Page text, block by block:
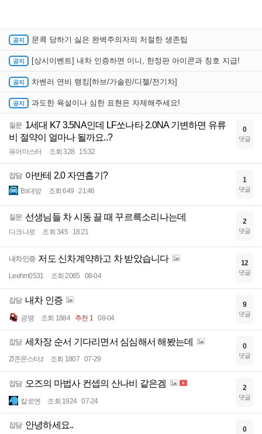
문콕 당하기 싫은 완벽주의자의 처절한 생존팁
[상시이벤트] 내차 인증하면 이니, 한정판 아이콘과 칭호 지급!
차벤러 연비 랭킹[하브/가솔린/디젤/전기차]
과도한 욕설이나 심한 표현은 자제해주세요!
질문 1세대 K7 3.5NA인데 LF쏘나타 2.0NA 기변하면 유류
비 절약이 얼마나 될까요..?
퓨어마스터 조회 328 15:32
0
댓글
잡담 아반테 2.0 자연흡기?
Bs대방 조회 649 21:46
1
댓글
질문 선생님들 차 시동 끌 때 꾸르륵소리나는데
다크나로 조회 345 18:21
2
댓글
내차인증 저도 신차계약하고 차 받았습니다
Leehm0531 조회 2065 08-04
12
댓글
잡담 내차 인증
광땡 조회 1884 추천 1 08-04
9
댓글
잡담 세차장 순서 기다리면서 심심해서 해봤는데
Zl존몬스터z 조회 1807 07-29
0
댓글
잡담 오즈의 마법사 컨셉의 산나비 같은겜
칼로엔 조회 1924 07-24
2
댓글
잡담 안녕하세요.. 0